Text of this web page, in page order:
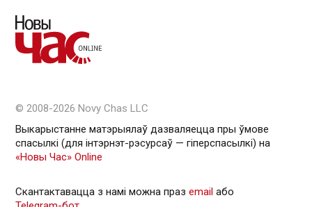
© 2008-2026 Novy Chas LLC
Выкарыстанне матэрыялаў дазваляецца пры ўмове
спасылкі (для інтэрнэт-рэсурсаў — гiперспасылкi) на
«Новы Час» Online
Скантактавацца з намі можна праз email або